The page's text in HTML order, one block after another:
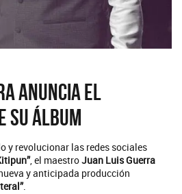
anuncia el
su álbum
y revolucionar las redes sociales
, el maestroJuan Luis Guerra
y anticipada producción
.